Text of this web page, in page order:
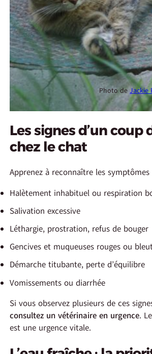
Photo deJackie
Les signes d’un coup
chez le chat
Apprenez à reconnaître les symptômes
Halètement inhabituel ou respiration
Salivation excessive
Léthargie, prostration, refus de bouger
Gencives et muqueuses rouges ou
Démarche titubante, perte d’équilibre
Vomissements ou diarrhée
Si vous observez plusieurs de ces
consultez un vétérinaire en urgence.
est une urgence vitale.